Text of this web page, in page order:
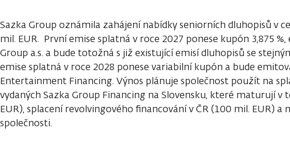
Sazka Group oznámila zahájení nabídky seniorních dluhopisů v
mil. EUR. První emise splatná v roce 2027 ponese kupón 3,875
Group a.s. a bude totožná s již existující emisí dluhopisů se
emise splatná v roce 2028 ponese variabilní kupón a bude
Entertainment Financing. Výnos plánuje společnost použít na
vydaných Sazka Group Financing na Slovensku, které maturují v
EUR), splacení revolvingového financování v ČR (100 mil. EUR) a
společnosti.